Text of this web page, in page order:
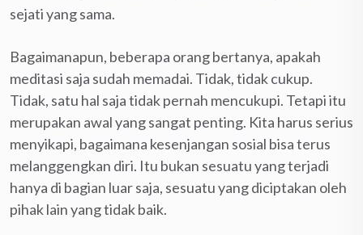
sejati yang sama.
Bagaimanapun, beberapa orang bertanya, apakah
meditasi saja sudah memadai. Tidak, tidak cukup.
Tidak, satu hal saja tidak pernah mencukupi. Tetapi itu
merupakan awal yang sangat penting. Kita harus serius
menyikapi, bagaimana kesenjangan sosial bisa terus
melanggengkan diri. Itu bukan sesuatu yang terjadi
hanya di bagian luar saja, sesuatu yang diciptakan oleh
pihak lain yang tidak baik.